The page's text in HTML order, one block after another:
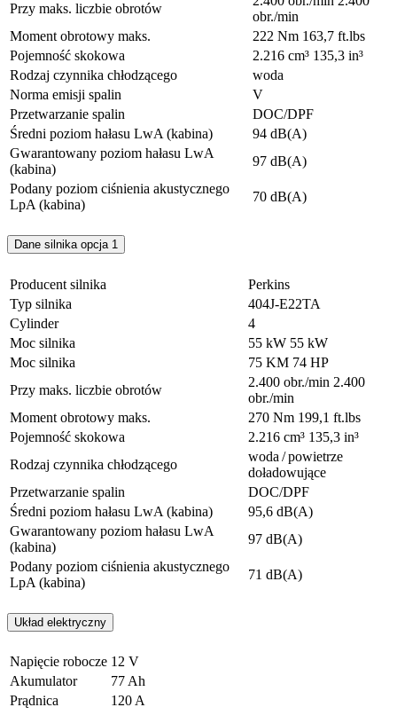
Przy maks. liczbie obrotów
obr./min
Moment obrotowy maks.
222 Nm 163,7 ft.lbs
Pojemność skokowa
2.216 cm³ 135,3 in³
Rodzaj czynnika chłodzącego
woda
Norma emisji spalin
V
Przetwarzanie spalin
DOC/DPF
Średni poziom hałasu LwA (kabina)
94 dB(A)
Gwarantowany poziom hałasu LwA
(kabina)
97 dB(A)
Podany poziom ciśnienia akustycznego
LpA (kabina)
70 dB(A)
Dane silnika opcja 1
Producent silnika
Perkins
Typ silnika
404J-E22TA
Cylinder
4
Moc silnika
55 kW 55 kW
Moc silnika
75 KM 74 HP
Przy maks. liczbie obrotów
2.400 obr./min 2.400
obr./min
Moment obrotowy maks.
270 Nm 199,1 ft.lbs
Pojemność skokowa
2.216 cm³ 135,3 in³
Rodzaj czynnika chłodzącego
woda / powietrze
doładowujące
Przetwarzanie spalin
DOC/DPF
Średni poziom hałasu LwA (kabina)
95,6 dB(A)
Gwarantowany poziom hałasu LwA
(kabina)
97 dB(A)
Podany poziom ciśnienia akustycznego
LpA (kabina)
71 dB(A)
Układ elektryczny
Napięcie robocze 12 V
Akumulator
77 Ah
Prądnica
120 A